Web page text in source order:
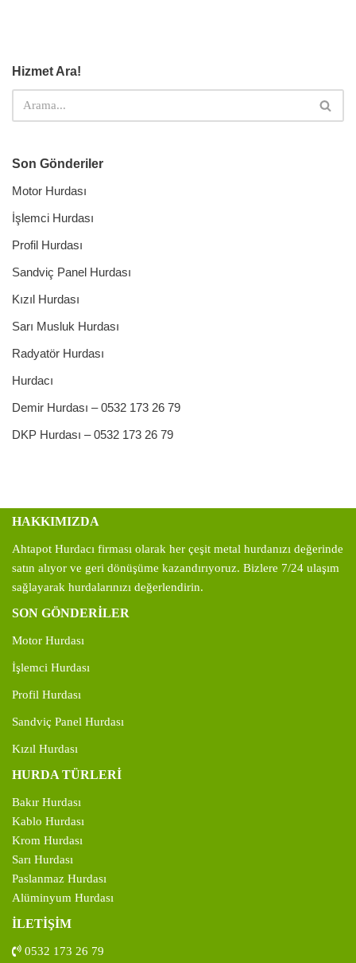
Hizmet Ara!
Son Gönderiler
Motor Hurdası
İşlemci Hurdası
Profil Hurdası
Sandviç Panel Hurdası
Kızıl Hurdası
Sarı Musluk Hurdası
Radyatör Hurdası
Hurdacı
Demir Hurdası – 0532 173 26 79
DKP Hurdası – 0532 173 26 79
HAKKIMIZDA
Ahtapot Hurdacı firması olarak her çeşit metal hurdanızı değerinde
satın alıyor ve geri dönüşüme kazandırıyoruz. Bizlere 7/24 ulaşım
sağlayarak hurdalarınızı değerlendirin.
SON GÖNDERİLER
Motor Hurdası
İşlemci Hurdası
Profil Hurdası
Sandviç Panel Hurdası
Kızıl Hurdası
HURDA TÜRLERİ
Bakır Hurdası
Kablo Hurdası
Krom Hurdası
Sarı Hurdası
Paslanmaz Hurdası
Alüminyum Hurdası
İLETİŞİM
0532 173 26 79